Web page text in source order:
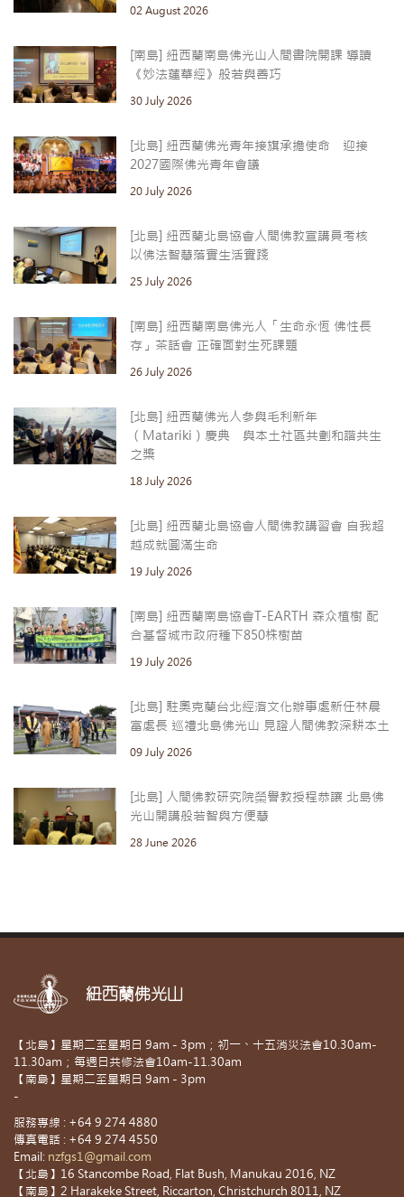
02 August 2026
[南島] 紐西蘭南島佛光山人間書院開課 導讀
《妙法蓮華經》般若與善巧
30 July 2026
[北島] 紐西蘭佛光青年接旗承擔使命 迎接
2027國際佛光青年會議
20 July 2026
[北島] 紐西蘭北島協會人間佛教宣講員考核
以佛法智慧落實生活實踐
25 July 2026
[南島] 紐西蘭南島佛光人「生命永恆 佛性長
存」茶話會 正確面對生死課題
26 July 2026
[北島] 紐西蘭佛光人參與毛利新年
（Matariki）慶典 與本土社區共劃和諧共生
之槳
18 July 2026
[北島] 紐西蘭北島協會人間佛教講習會 自我超
越成就圓滿生命
19 July 2026
[南島] 紐西蘭南島協會T-EARTH 森众植樹 配
合基督城市政府種下850株樹苗
19 July 2026
[北島] 駐奧克蘭台北經濟文化辦事處新任林晨
富處長 巡禮北島佛光山 見證人間佛教深耕本土
09 July 2026
[北島] 人間佛教研究院榮譽教授程恭讓 北島佛
光山開講般若智與方便慧
28 June 2026
紐西蘭佛光山
【北島】星期二至星期日 9am - 3pm；初一、十五消災法會10.30am-
11.30am；每週日共修法會10am-11.30am
【南島】星期二至星期日 9am - 3pm
-
服務專線 : +64 9 274 4880
傳真電話 : +64 9 274 4550
Email: nzfgs1@gmail.com
【北島】16 Stancombe Road, Flat Bush, Manukau 2016, NZ
【南島】2 Harakeke Street, Riccarton, Christchurch 8011, NZ